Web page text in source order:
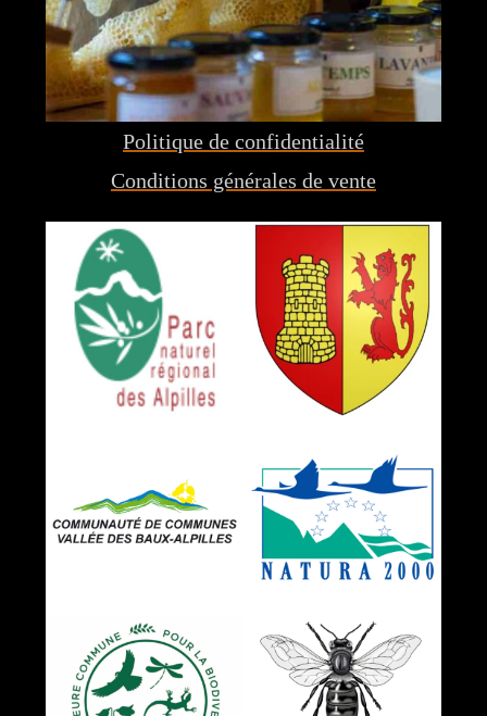
Politique de confidentialité
Conditions générales de vente